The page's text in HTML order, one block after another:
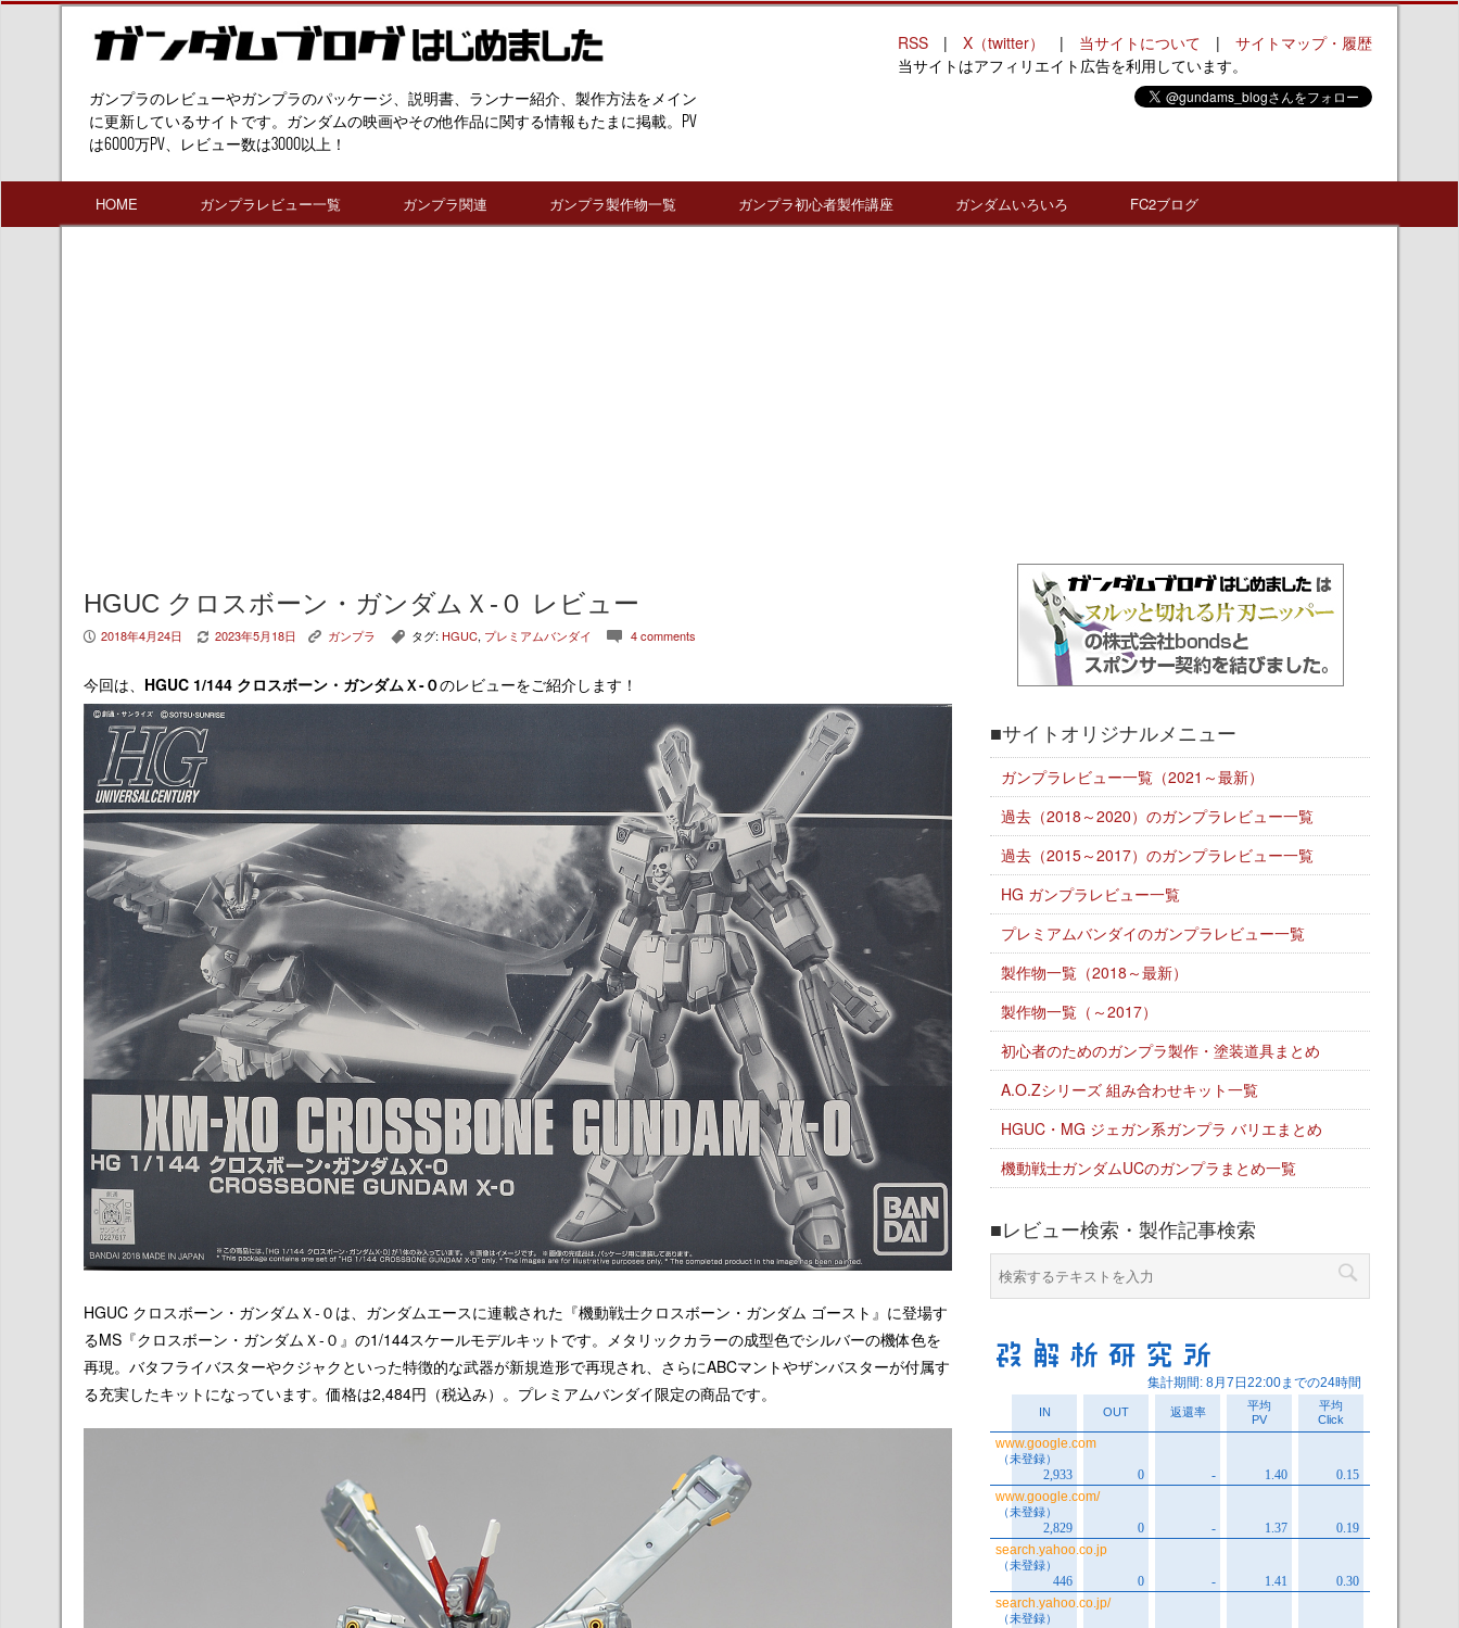
ガンプラのレビューやガンプラのパッケージ、説明書、ランナー紹介、製作方法をメイン
に更新しているサイトです。ガンダムの映画やその他作品に関する情報もたまに掲載。PV
は6000万PV、レビュー数は3000以上！
RSS | X（twitter） | 当サイトについて | サイトマップ・履歴
当サイトはアフィリエイト広告を利用しています。
HOME ガンプラレビュー一覧 ガンプラ関連 ガンプラ製作物一覧 ガンプラ初心者製作講座 ガンダムいろいろ FC2ブログ
HGUC クロスボーン・ガンダムＸ-０ レビュー
P 2018年4月24日 V 2023年5月18日 K ガンプラ , タグ: HGUC, プレミアムバンダイ c 4 comments
今回は、 HGUC 1/144 クロスボーン・ガンダムＸ-０のレビューをご紹介します！
HGUC クロスボーン・ガンダムＸ-０は、ガンダムエースに連載された『機動戦士クロスボーン・ガンダム ゴースト』に登場す
るMS『クロスボーン・ガンダムＸ-０』の1/144スケールモデルキットです。メタリックカラーの成型色でシルバーの機体色を
再現。バタフライバスターやクジャクといった特徴的な武器が新規造形で再現され、さらにABCマントやザンバスターが付属す
る充実したキットになっています。価格は2,484円（税込み）。プレミアムバンダイ限定の商品です。
■サイトオリジナルメニュー
ガンプラレビュー一覧（2021～最新）
過去（2018～2020）のガンプラレビュー一覧
過去（2015～2017）のガンプラレビュー一覧
HG ガンプラレビュー一覧
プレミアムバンダイのガンプラレビュー一覧
製作物一覧（2018～最新）
製作物一覧（～2017）
初心者のためのガンプラ製作・塗装道具まとめ
A.O.Zシリーズ 組み合わせキット一覧
HGUC・MG ジェガン系ガンプラ バリエまとめ
機動戦士ガンダムUCのガンプラまとめ一覧
■レビュー検索・製作記事検索